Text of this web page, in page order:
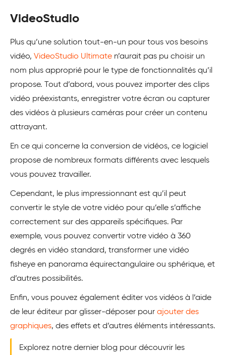
VideoStudio
Plus qu’une solution tout-en-un pour tous vos besoins
vidéo, VideoStudio Ultimate n’aurait pas pu choisir un
nom plus approprié pour le type de fonctionnalités qu’il
propose. Tout d’abord, vous pouvez importer des clips
vidéo préexistants, enregistrer votre écran ou capturer
des vidéos à plusieurs caméras pour créer un contenu
attrayant.
En ce qui concerne la conversion de vidéos, ce logiciel
propose de nombreux formats différents avec lesquels
vous pouvez travailler.
Cependant, le plus impressionnant est qu’il peut
convertir le style de votre vidéo pour qu’elle s’affiche
correctement sur des appareils spécifiques. Par
exemple, vous pouvez convertir votre vidéo à 360
degrés en vidéo standard, transformer une vidéo
fisheye en panorama équirectangulaire ou sphérique, et
d’autres possibilités.
Enfin, vous pouvez également éditer vos vidéos à l’aide
de leur éditeur par glisser-déposer pour ajouter des
graphiques, des effets et d’autres éléments intéressants.
Explorez notre dernier blog pour découvrir les